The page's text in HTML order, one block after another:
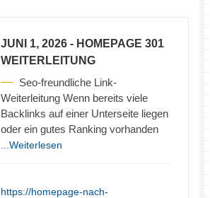
JUNI 1, 2026 - HOMEPAGE 301
WEITERLEITUNG
Seo-freundliche Link-
Weiterleitung Wenn bereits viele
Backlinks auf einer Unterseite liegen
oder ein gutes Ranking vorhanden
...Weiterlesen
https://homepage-nach-